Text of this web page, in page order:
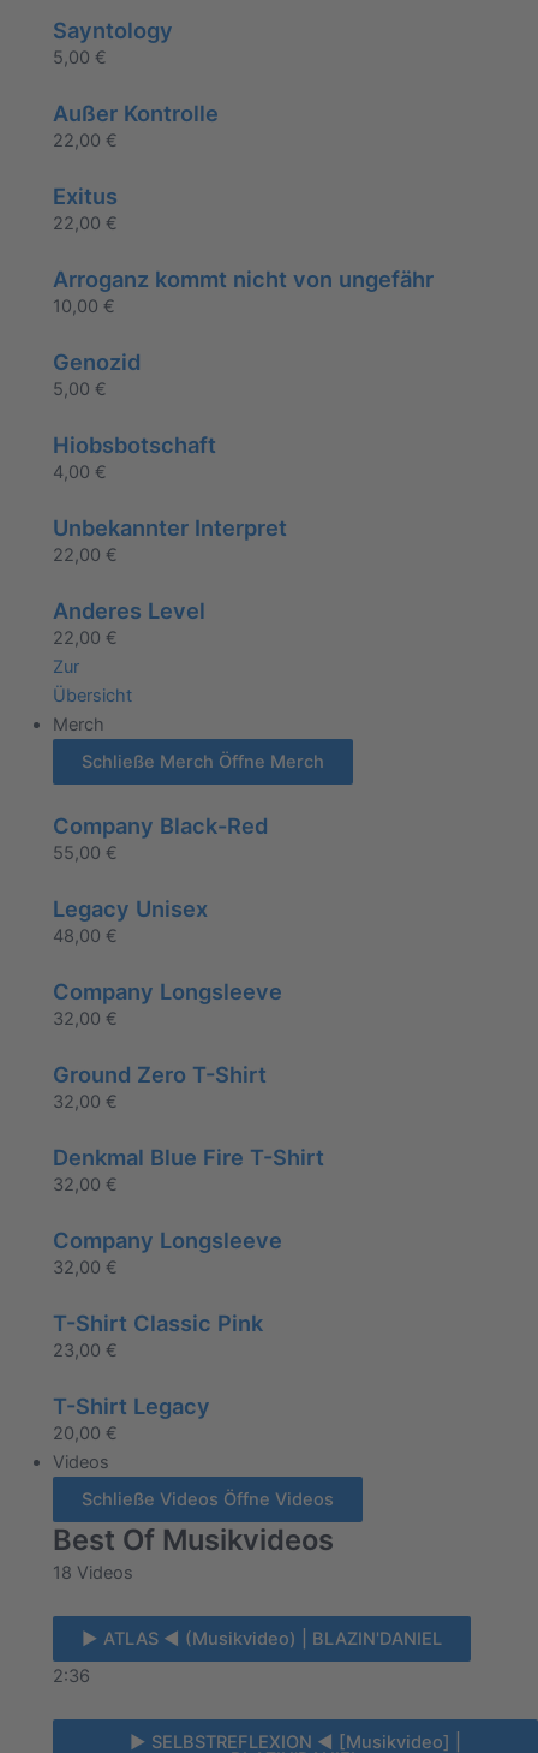
Sayntology
5,00 €
Außer Kontrolle
22,00 €
Exitus
22,00 €
Arroganz kommt nicht von ungefähr
10,00 €
Genozid
5,00 €
Hiobsbotschaft
4,00 €
Unbekannter Interpret
22,00 €
Anderes Level
22,00 €
Zur
Übersicht
Merch
Schließe Merch Öffne Merch
Company Black-Red
55,00 €
Legacy Unisex
48,00 €
Company Longsleeve
32,00 €
Ground Zero T-Shirt
32,00 €
Denkmal Blue Fire T-Shirt
32,00 €
Company Longsleeve
32,00 €
T-Shirt Classic Pink
23,00 €
T-Shirt Legacy
20,00 €
Videos
Schließe Videos Öffne Videos
Best Of Musikvideos
18 Videos
► ATLAS ◄ (Musikvideo) | BLAZIN'DANIEL
2:36
► SELBSTREFLEXION ◄ [Musikvideo] |